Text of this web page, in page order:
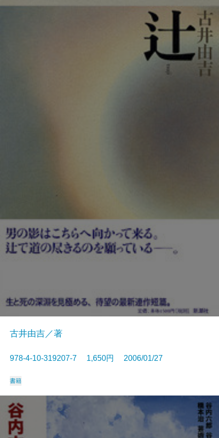
古井由吉／著
978-4-10-319207-7 1,650円 2006/01/27
書籍